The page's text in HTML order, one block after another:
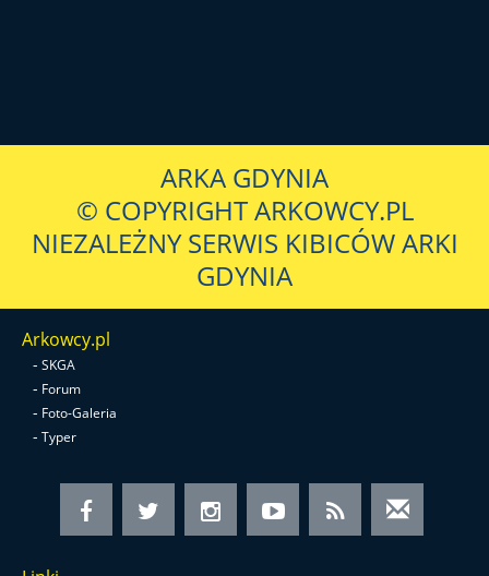
ARKA GDYNIA
© COPYRIGHT ARKOWCY.PL
NIEZALEŻNY SERWIS KIBICÓW ARKI
GDYNIA
Arkowcy.pl
- SKGA
- Forum
- Foto-Galeria
- Typer